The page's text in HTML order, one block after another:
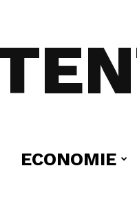
ECONOMIE